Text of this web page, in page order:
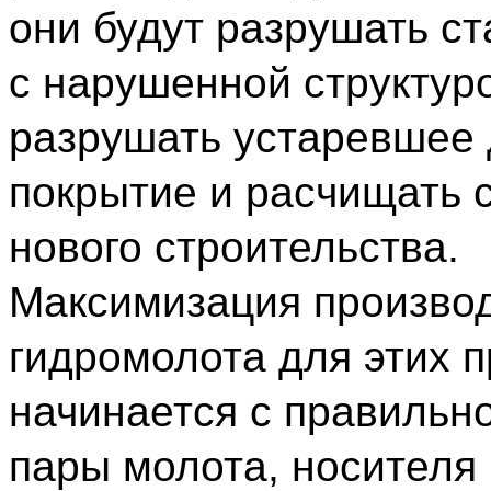
они будут разрушать
с нарушенной
разрушать
покрытие и расчищать
нового строительства.
Максимизация
гидромолота для этих
начинается с
пары молота, носителя